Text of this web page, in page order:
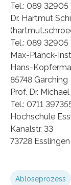
Tel.: 089 32905
Dr. Hartmut
Tel.: 089 32905
Max-Planck-
Hans-
85748 Garching
Prof. Dr.
Tel.: 0711
Hochschule
Kanalstr. 33
73728 Esslingen
Ablöseprozess